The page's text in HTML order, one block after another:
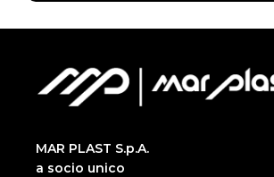
MAR PLAST S.p.A.
a socio unico